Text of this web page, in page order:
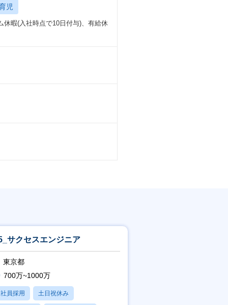
児
暇(入社時点で10日付与)、有給休
サクセスエンジニア
東京都
700万~1000万
員採用 土日祝休み